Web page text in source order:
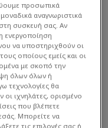
προσωπικά
αναγνωριστικά
συσκευή σας. Αν
ενεργοποίηση
να υποστηριχθούν οι
οποίους εμείς και οι
με σκοπό την
όλων όλων ή
τεχνολογίες θα
ιχνηλάτες, ορισμένο
που βλέπετε
Μπορείτε να
τις επιλογές σας ή